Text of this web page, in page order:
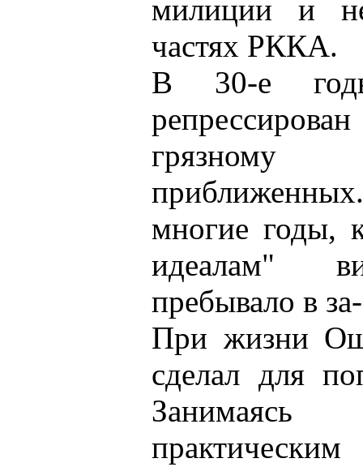
милиции и
частях РККА.
В 30-е
грязному
многие годы,
идеалам"
пребывало в
При жизни
сделал для